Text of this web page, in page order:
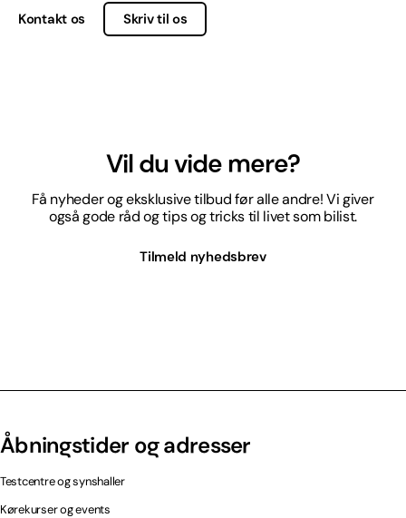
Kontakt os Skriv til os
Vil du vide mere?
Få nyheder og eksklusive tilbud før alle andre! Vi giver
også gode råd og tips og tricks til livet som bilist.
Tilmeld nyhedsbrev
Åbningstider og adresser
Testcentre og synshaller
Kørekurser og events